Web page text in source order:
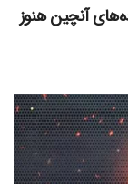
آنچین هنوز